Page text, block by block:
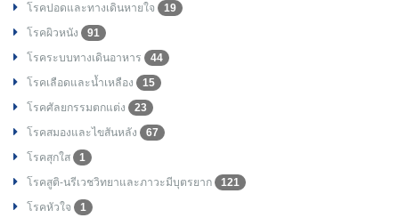
โรคปอดและทางเดินหายใจ
19
โรคผิวหนัง
91
โรคระบบทางเดินอาหาร
44
โรคเลือดและน้ำเหลือง
15
โรคศัลยกรรมตกแต่ง
23
โรคสมองและไขสันหลัง
67
โรคสุกใส
1
โรคสูติ-นรีเวชวิทยาและภาวะมีบุตรยาก
121
โรคหัวใจ
1